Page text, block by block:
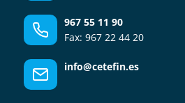
967 55 11 90
Fax: 967 22 44 20
info@cetefin.es